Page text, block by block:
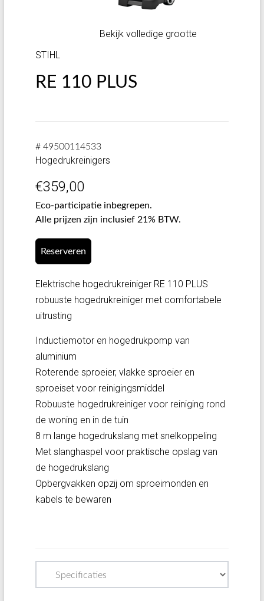
Bekijk volledige grootte
STIHL
RE 110 PLUS
# 49500114533
Hogedrukreinigers
€359,00
Eco-participatie inbegrepen.
Alle prijzen zijn inclusief 21% BTW.
Reserveren
Elektrische hogedrukreiniger RE 110 PLUS
robuuste hogedrukreiniger met comfortabele
uitrusting
Inductiemotor en hogedrukpomp van
aluminium
Roterende sproeier, vlakke sproeier en
sproeiset voor reinigingsmiddel
Robuuste hogedrukreiniger voor reiniging rond
de woning en in de tuin
8 m lange hogedrukslang met snelkoppeling
Met slanghaspel voor praktische opslag van
de hogedrukslang
Opbergvakken opzij om sproeimonden en
kabels te bewaren